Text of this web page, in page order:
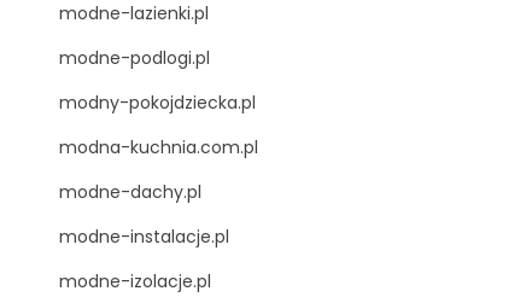
modne-lazienki.pl
modne-podlogi.pl
modny-pokojdziecka.pl
modna-kuchnia.com.pl
modne-dachy.pl
modne-instalacje.pl
modne-izolacje.pl